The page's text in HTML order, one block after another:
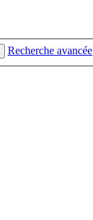
Recherche avancée